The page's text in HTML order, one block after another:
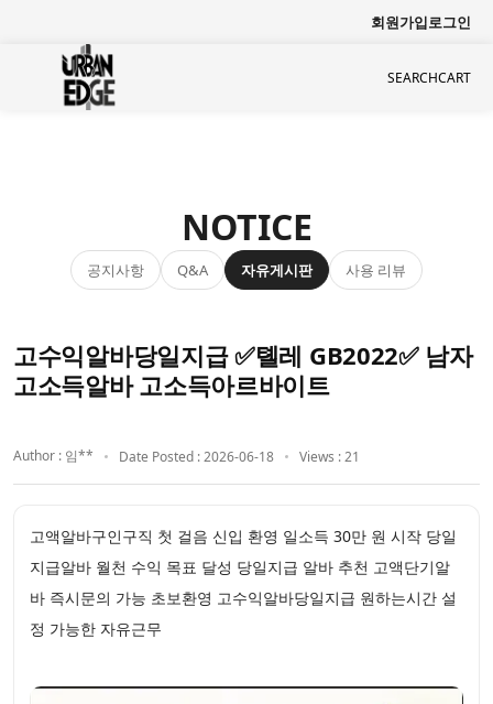
회원가입로그인
SEARCHCART
NOTICE
공지사항 Q&A 자유게시판 사용 리뷰
고수익알바당일지급 ✅톌레 GB2022✅ 남자
고소득알바 고소득아르바이트
Author : 임** Date Posted : 2026-06-18 Views : 21
고액알바구인구직 첫 걸음 신입 환영 일소득 30만 원 시작 당일
지급알바 월천 수익 목표 달성 당일지급 알바 추천 고액단기알
바 즉시문의 가능 초보환영 고수익알바당일지급 원하는시간 설
정 가능한 자유근무